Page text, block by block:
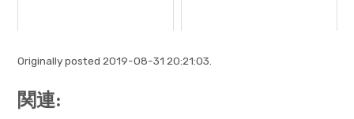
Originally posted 2019-08-31 20:21:03.
関連: